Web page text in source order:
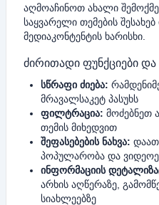
აღმოაჩინოთ ახალი
საყვარელი თემების
მედიაკონტენტის ხარისხი.
ძირითადი ფუნქციები
სწრაფი ძიება:
მრავალსაკეტ პასუხს
ფილტრაცია: მოძებნეთ
თემის მიხედვით
შეფასებების ნახვა:
პოპულარობა და
ინფორმაციის
არხის აღწერაზე,
სიახლეებზე